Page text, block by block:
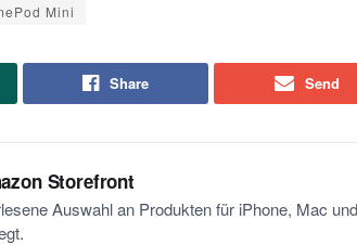
Mini
Share Send
Storefront
Auswahl an Produkten für iPhone, Mac